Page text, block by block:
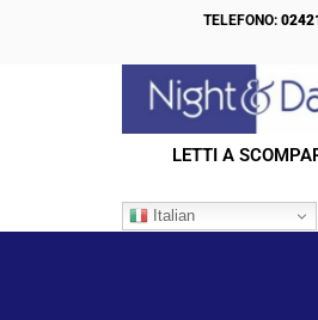
TELEFONO:
LETTI A
Italian
IL